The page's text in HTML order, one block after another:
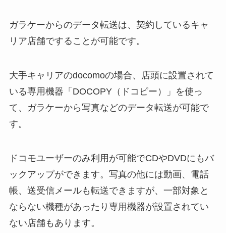
ガラケーからのデータ転送は、 契約しているキャ
リア店舗ですることが可能です。
大手キャリアのdocomoの場合、
店頭に設置されて
いる専用機器「DOCOPY（ドコピー）」を使っ
て、
ガラケーから写真などのデータ転送が可能で
す。
ドコモユーザーのみ利用が可能でCDやDVDにもバ
ックアップができます。 写真の他には動画、電話
帳、送受信メールも転送できますが、 一部対象と
ならない機種があったり専用機器が設置されてい
ない店舗もあります。